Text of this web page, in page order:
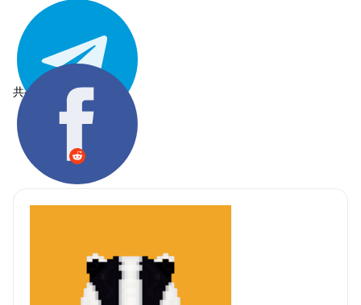
共有する: